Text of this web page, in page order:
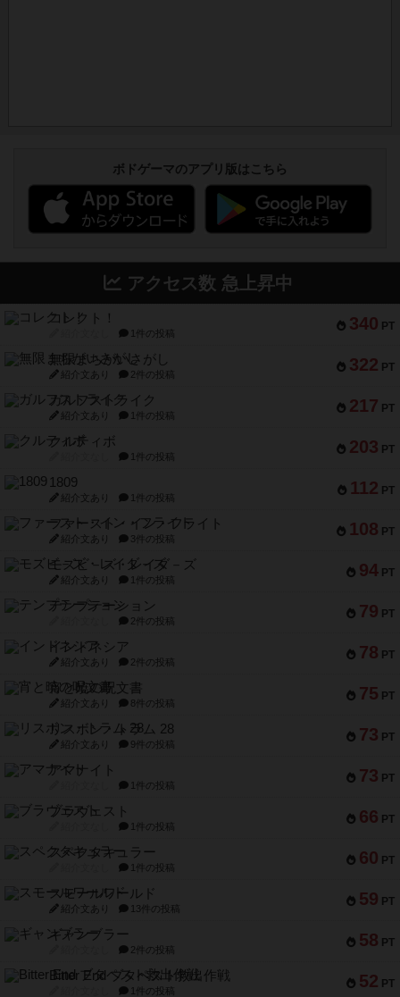
ボドゲーマのアプリ版はこちら
アクセス数 急上昇中
340 PT
コレクト！
1件の投稿
322 PT
無限まちがいさがし
紹介文あり 2件の投稿
217 PT
ガルフストライク
紹介文あり 1件の投稿
203 PT
クルティボ
1件の投稿
112 PT
1809
紹介文あり 1件の投稿
108 PT
ファースト・イン・フライト
紹介文あり 3件の投稿
94 PT
モズビ－ズ・レイダ－ズ
紹介文あり 1件の投稿
79 PT
テンプテーション
2件の投稿
78 PT
インドネシア
紹介文あり 2件の投稿
75 PT
宵と暁の呪文書
紹介文あり 8件の投稿
73 PT
リスボン・トラム 28
紹介文あり 9件の投稿
73 PT
アマナイト
1件の投稿
66 PT
ブラヴェスト
1件の投稿
60 PT
スペクタキュラー
1件の投稿
59 PT
スモールワールド
紹介文あり 13件の投稿
58 PT
ギャンブラー
2件の投稿
52 PT
Bitter End ブタペスト救出作戦
1件の投稿